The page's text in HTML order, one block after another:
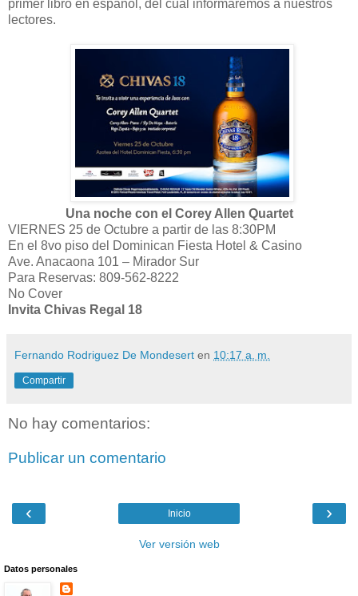
primer libro en español, del cual informaremos a nuestros
lectores.
Una noche con el Corey Allen Quartet
VIERNES 25 de Octubre a partir de las 8:30PM
En el 8vo piso del Dominican Fiesta Hotel & Casino
Ave. Anacaona 101 – Mirador Sur
Para Reservas: 809-562-8222
No Cover
Invita Chivas Regal 18
Fernando Rodriguez De Mondesert en 10:17 a. m.
Compartir
No hay comentarios:
Publicar un comentario
‹ ›
Inicio
Ver versión web
Datos personales